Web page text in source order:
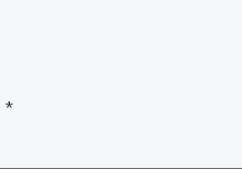
*